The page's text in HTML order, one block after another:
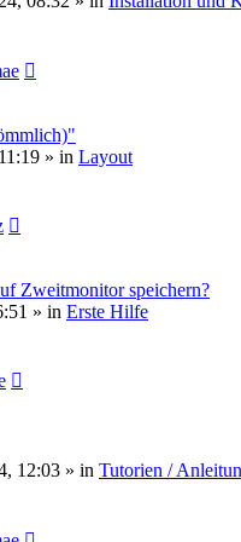
» in Layout
Zweitmonitor speichern?
» in Erste Hilfe
12:03 » in Tutorien /